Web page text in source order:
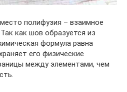
полифузия – взаимное
как шов образуется из
формула равна
его физические
между элементами, чем